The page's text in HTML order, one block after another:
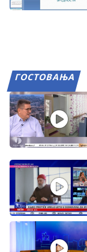
ГОСТОВАЊА